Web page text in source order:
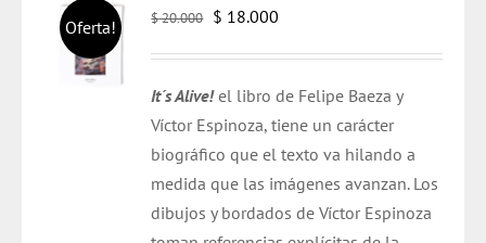
Oferta! $20.000 El
era:
$ 20.000.
$ 18.000
es:
$ 18.000.
It´s Alive!el libro de Felipe Baeza y
Víctor Espinoza, tiene un carácter
biográfico que el texto va hilando a
medida que las imágenes avanzan. Los
dibujos y bordados de Víctor Espinoza